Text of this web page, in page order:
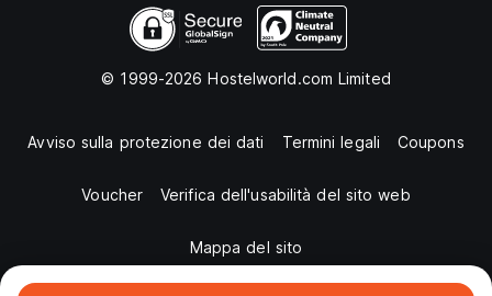
© 1999-2026 Hostelworld.com Limited
Avviso sulla protezione dei dati Termini legali Coupons
Voucher Verifica dell'usabilità del sito web
Mappa del sito